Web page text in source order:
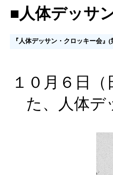
■人体デッサ
『人体デッサン・クロッキー会』
１０月６日
た、人体デ